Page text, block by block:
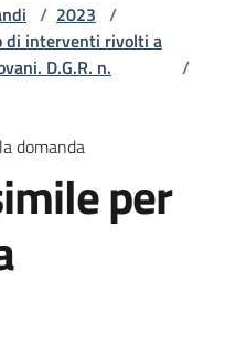
/ 2023 /
di interventi rivolti a
D.G.R. n.
/
domanda
per